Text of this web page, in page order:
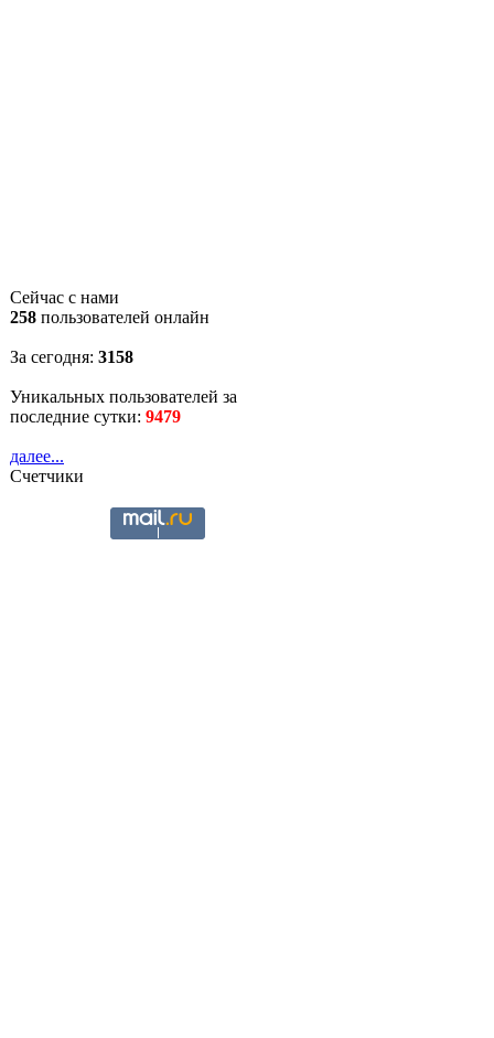
Сейчас с нами
258 пользователей онлайн
За сегодня: 3158
Уникальных пользователей за
последние сутки: 9479
далее...
Счетчики